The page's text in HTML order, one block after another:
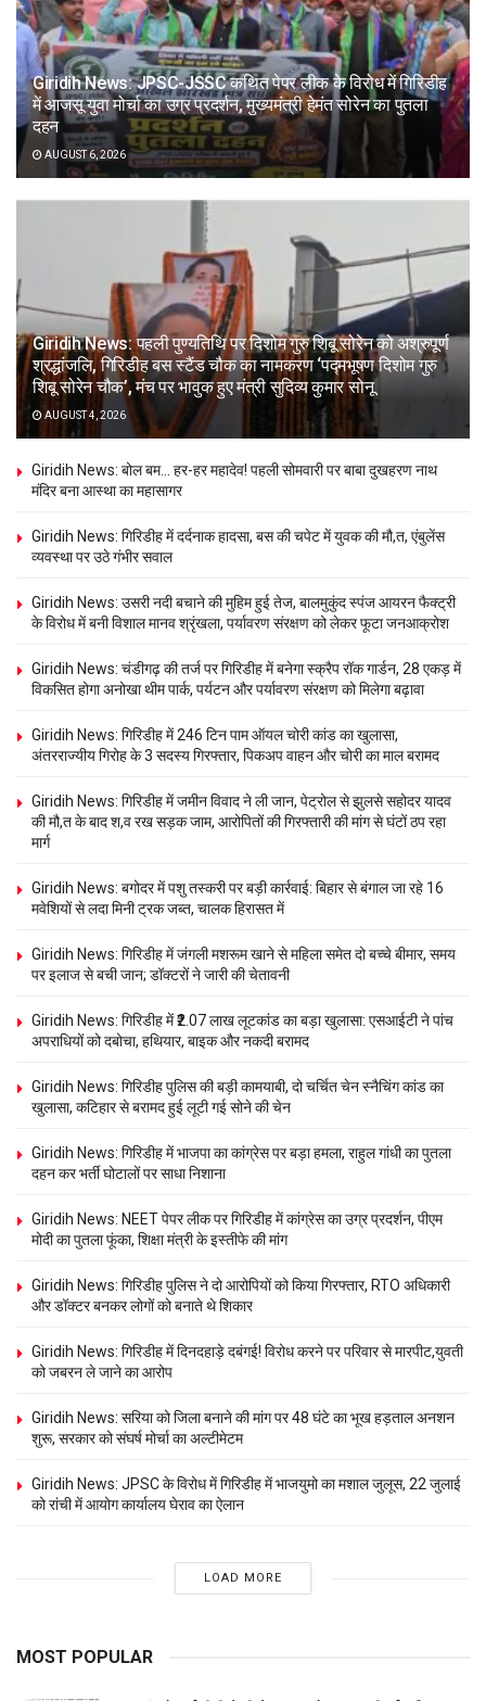
Giridih News: JPSC-JSSC कथित पेपर लीक के विरोध में गिरिडीह
में आजसू युवा मोर्चा का उग्र प्रदर्शन, मुख्यमंत्री हेमंत सोरेन का पुतला
दहन
AUGUST 6, 2026
Giridih News: पहली पुण्यतिथि पर दिशोम गुरु शिबू सोरेन को अश्रुपूर्ण
श्रद्धांजलि, गिरिडीह बस स्टैंड चौक का नामकरण ‘पद्मभूषण दिशोम गुरु
शिबू सोरेन चौक’, मंच पर भावुक हुए मंत्री सुदिव्य कुमार सोनू
AUGUST 4, 2026
Giridih News: बोल बम… हर-हर महादेव! पहली सोमवारी पर बाबा दुखहरण नाथ
मंदिर बना आस्था का महासागर
Giridih News: गिरिडीह में दर्दनाक हादसा, बस की चपेट में युवक की मौ,त, एंबुलेंस
व्यवस्था पर उठे गंभीर सवाल
Giridih News: उसरी नदी बचाने की मुहिम हुई तेज, बालमुकुंद स्पंज आयरन फैक्ट्री
के विरोध में बनी विशाल मानव श्रृंखला, पर्यावरण संरक्षण को लेकर फूटा जनआक्रोश
Giridih News: चंडीगढ़ की तर्ज पर गिरिडीह में बनेगा स्क्रैप रॉक गार्डन, 28 एकड़ में
विकसित होगा अनोखा थीम पार्क, पर्यटन और पर्यावरण संरक्षण को मिलेगा बढ़ावा
Giridih News: गिरिडीह में 246 टिन पाम ऑयल चोरी कांड का खुलासा,
अंतरराज्यीय गिरोह के 3 सदस्य गिरफ्तार, पिकअप वाहन और चोरी का माल बरामद
Giridih News: गिरिडीह में जमीन विवाद ने ली जान, पेट्रोल से झुलसे सहोदर यादव
की मौ,त के बाद श,व रख सड़क जाम, आरोपितों की गिरफ्तारी की मांग से घंटों ठप रहा
मार्ग
Giridih News: बगोदर में पशु तस्करी पर बड़ी कार्रवाई: बिहार से बंगाल जा रहे 16
मवेशियों से लदा मिनी ट्रक जब्त, चालक हिरासत में
Giridih News: गिरिडीह में जंगली मशरूम खाने से महिला समेत दो बच्चे बीमार, समय
पर इलाज से बची जान; डॉक्टरों ने जारी की चेतावनी
Giridih News: गिरिडीह में ₹2.07 लाख लूटकांड का बड़ा खुलासा: एसआईटी ने पांच
अपराधियों को दबोचा, हथियार, बाइक और नकदी बरामद
Giridih News: गिरिडीह पुलिस की बड़ी कामयाबी, दो चर्चित चेन स्नैचिंग कांड का
खुलासा, कटिहार से बरामद हुई लूटी गई सोने की चेन
Giridih News: गिरिडीह में भाजपा का कांग्रेस पर बड़ा हमला, राहुल गांधी का पुतला
दहन कर भर्ती घोटालों पर साधा निशाना
Giridih News: NEET पेपर लीक पर गिरिडीह में कांग्रेस का उग्र प्रदर्शन, पीएम
मोदी का पुतला फूंका, शिक्षा मंत्री के इस्तीफे की मांग
Giridih News: गिरिडीह पुलिस ने दो आरोपियों को किया गिरफ्तार, RTO अधिकारी
और डॉक्टर बनकर लोगों को बनाते थे शिकार
Giridih News: गिरिडीह में दिनदहाड़े दबंगई! विरोध करने पर परिवार से मारपीट,युवती
को जबरन ले जाने का आरोप
Giridih News: सरिया को जिला बनाने की मांग पर 48 घंटे का भूख हड़ताल अनशन
शुरू, सरकार को संघर्ष मोर्चा का अल्टीमेटम
Giridih News: JPSC के विरोध में गिरिडीह में भाजयुमो का मशाल जुलूस, 22 जुलाई
को रांची में आयोग कार्यालय घेराव का ऐलान
LOAD MORE
MOST POPULAR